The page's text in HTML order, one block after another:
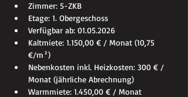
Zimmer: 5-ZKB
Etage: 1. Obergeschoss
Verfügbar ab: 01.05.2026
Kaltmiete: 1.150,00 € / Monat (10,75
€/m²)
Nebenkosten inkl. Heizkosten: 300 € /
Monat (jährliche Abrechnung)
Warmmiete: 1.450,00 € / Monat